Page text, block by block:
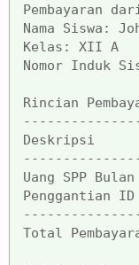
Pembayaran
Nama Siswa:
Kelas: XII A
Nomor Induk
Rincian
Deskripsi
Penggantian
Total